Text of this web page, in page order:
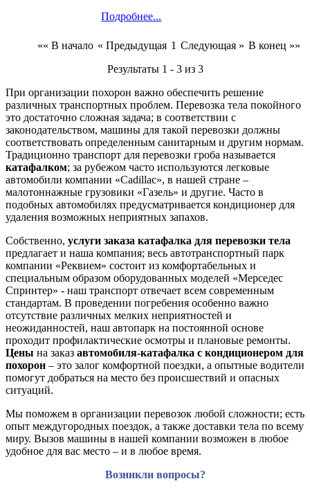
Подробнее...
«« В начало « Предыдущая 1 Следующая » В конец »»
Результаты 1 - 3 из 3
При организации похорон важно обеспечить решение
различных транспортных проблем. Перевозка тела покойного
это достаточно сложная задача; в соответствии с
законодательством, машины для такой перевозки должны
соответствовать определенным санитарным и другим нормам.
Традиционно транспорт для перевозки гроба называется
катафалком; за рубежом часто используются легковые
автомобили компании «Cadillac», в нашей стране –
малотоннажные грузовики «Газель» и другие. Часто в
подобных автомобилях предусматривается кондиционер для
удаления возможных неприятных запахов.
Собственно, услуги заказа катафалка для перевозки тела
предлагает и наша компания; весь автотранспортный парк
компании «Реквием» состоит из комфортабельных и
специальным образом оборудованных моделей «Мерседес
Спринтер» - наш транспорт отвечает всем современным
стандартам. В проведении погребения особенно важно
отсутствие различных мелких неприятностей и
неожиданностей, наш автопарк на постоянной основе
проходит профилактические осмотры и плановые ремонты.
Цены на заказ автомобиля-катафалка с кондиционером для
похорон – это залог комфортной поездки, а опытные водители
помогут добраться на место без происшествий и опасных
ситуаций.
Мы поможем в организации перевозок любой сложности; есть
опыт междугородных поездок, а также доставки тела по всему
миру. Вызов машины в нашей компании возможен в любое
удобное для вас место – и в любое время.
Возникли вопросы?